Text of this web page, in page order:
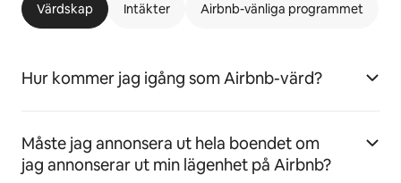
Värdskap Intäkter Airbnb-vänliga programmet
Hur kommer jag igång som Airbnb-värd?
Måste jag annonsera ut hela boendet om
jag annonserar ut min lägenhet på Airbnb?